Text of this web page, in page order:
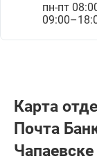
пн-пт
Карта
Почта
Чапаевске